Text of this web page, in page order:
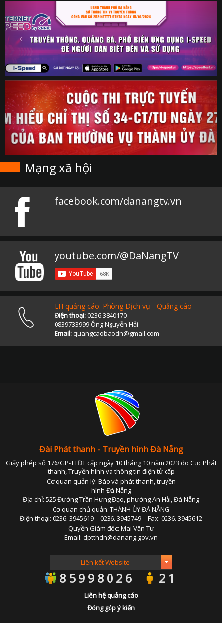
Mạng xã hội
facebook.com/danangtv.vn
youtube.com/@DaNangTV
LH quảng cáo: Phòng Dịch vụ - Quảng cáo
Điện thoại:0236.3840170
0839733999 Ông Nguyễn Hải
Email: quangcaobaodn@gmail.com
Đài Phát thanh - Truyền hình Đà Nẵng
Giấy phép số 176/GP-TTĐT cấp ngày 10 tháng 10 năm 2023 do Cục Phát
thanh, Truyền hình và thông tin điện tử cấp
Cơ quan quản lý: Báo và phát thanh, truyền
hình Đà Nẵng
Địa chỉ: 525 Đường Trần Hưng Đạo, phường An Hải, Đà Nẵng
Cơ quan chủ quản: THÀNH ỦY ĐÀ NẴNG
Điện thoại: 0236. 3945619 – 0236. 3945749 – Fax: 0236. 3945612
Quyền Giám đốc: Mai Văn Tư
Email: dptthdn@danang.gov.vn
85998026 21
Liên hệ quảng cáo
Đóng góp ý kiến